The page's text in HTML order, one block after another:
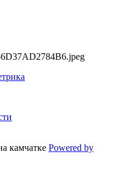
камчатке Powered by